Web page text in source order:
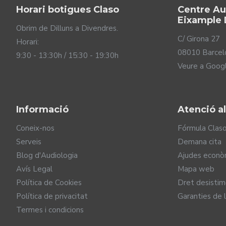
Més comprensió en
Una de les principals dificultats a què s'enfronta una
que t'envolta per facilitar la comprensió de la parla als
Vivim envoltats de sorolls molt diferents entre ells.
També ens trobem sorolls suaus però que sonen
en la naturalesa d'aquests sorolls i els atenuen de
Horari botigues Claso
Obrim de Dilluns a Divendres.
Horari:
9:30 - 13:30h / 15:30 - 19:30h
Centre
Eixample
C/ Girona 27
08010
Veure a
Informació
Coneix-nos
Serveis
Blog d'Audiologia
Avís Legal
Política de Cookies
Política de privacitat
Termes i condicions
Atenció
Fórmula Claso
Demana cita
Ajudes
Mapa web
Dret
Garanties de